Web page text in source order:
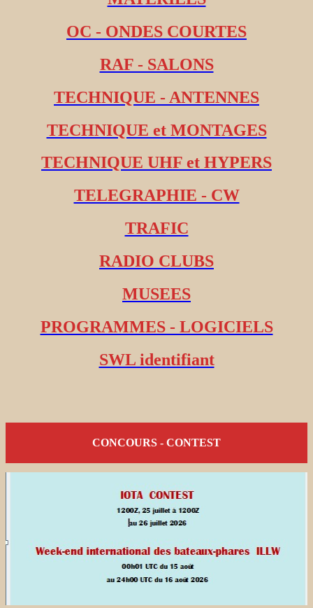
OC - ONDES COURTES
RAF - SALONS
TECHNIQUE - ANTENNES
TECHNIQUE et MONTAGES
TECHNIQUE UHF et HYPERS
TELEGRAPHIE - CW
TRAFIC
RADIO CLUBS
MUSEES
PROGRAMMES - LOGICIELS
SWL identifiant
CONCOURS - CONTEST